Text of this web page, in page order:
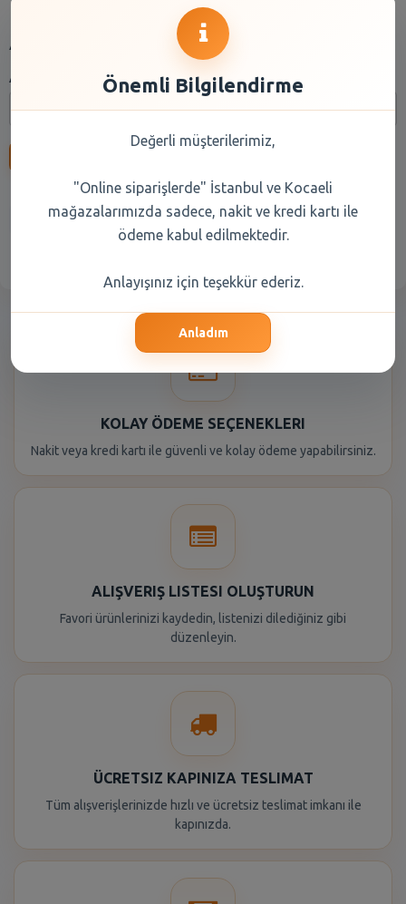
Arama
Arama:
Anasayfa Kuru Gıda Reyon Seçiniz
KOLAY ÖDEME SEÇENEKLERI
Nakit veya kredi kartı ile güvenli ve kolay ödeme yapabilirsiniz.
ALIŞVERIŞ LISTESI OLUŞTURUN
Favori ürünlerinizi kaydedin, listenizi dilediğiniz gibi
düzenleyin.
ÜCRETSIZ KAPINIZA TESLIMAT
Tüm alışverişlerinizde hızlı ve ücretsiz teslimat imkanı ile
kapınızda.
Önemli Bilgilendirme
Değerli müşterilerimiz,
"Online siparişlerde" İstanbul ve Kocaeli
mağazalarımızda sadece, nakit ve kredi kartı ile
ödeme kabul edilmektedir.
Anlayışınız için teşekkür ederiz.
Anladım